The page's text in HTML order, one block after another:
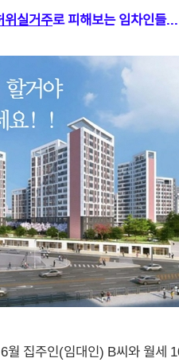
위실거주로 피해보는 임차인들
집주인(임대인) B씨와 월세